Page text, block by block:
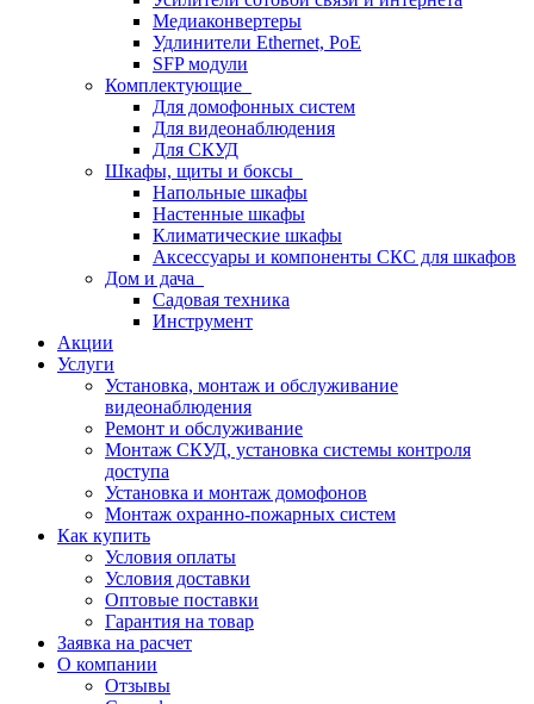
Медиаконвертеры
Удлинители Ethernet, PoE
SFP модули
Комплектующие
Для домофонных систем
Для видеонаблюдения
Для СКУД
Шкафы, щиты и боксы
Напольные шкафы
Настенные шкафы
Климатические шкафы
Аксессуары и компоненты СКС для шкафов
Дом и дача
Садовая техника
Инструмент
Акции
Услуги
Установка, монтаж и обслуживание
видеонаблюдения
Ремонт и обслуживание
Монтаж СКУД, установка системы контроля
доступа
Установка и монтаж домофонов
Монтаж охранно-пожарных систем
Как купить
Условия оплаты
Условия доставки
Оптовые поставки
Гарантия на товар
Заявка на расчет
О компании
Отзывы